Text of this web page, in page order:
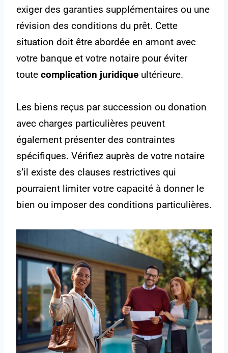
exiger des garanties supplémentaires ou une
révision des conditions du prêt. Cette
situation doit être abordée en amont avec
votre banque et votre notaire pour éviter
toute complication juridique ultérieure.
Les biens reçus par succession ou donation
avec charges particulières peuvent
également présenter des contraintes
spécifiques. Vérifiez auprès de votre notaire
s’il existe des clauses restrictives qui
pourraient limiter votre capacité à donner le
bien ou imposer des conditions particulières.